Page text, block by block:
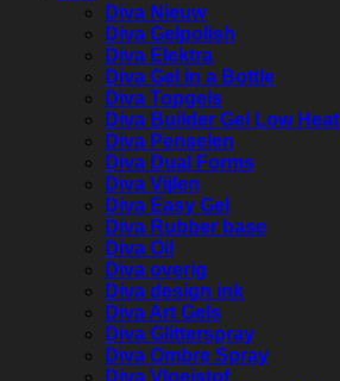
Diva Nieuw
Diva Gelpolish
Diva Elektra
Diva Gel in a Bottle
Diva Topgels
Diva Builder Gel Low Heat
Diva Penselen
Diva Dual Forms
Diva Vijlen
Diva Easy Gel
Diva Rubber base
Diva Oil
Diva overig
Diva design ink
Diva Art Gels
Diva Glitterspray
Diva Ombre Spray